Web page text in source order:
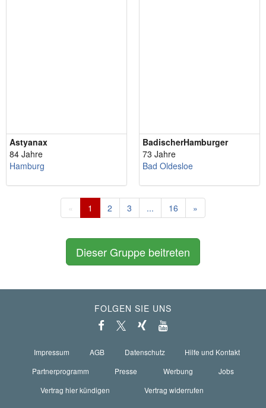
Astyanax
84 Jahre
Hamburg
BadischerHamburger
73 Jahre
Bad Oldesloe
« 1 2 3 ... 16 »
Dieser Gruppe beitreten
FOLGEN SIE UNS
Impressum AGB Datenschutz
Hilfe und Kontakt
Partnerprogramm
Presse Werbung
Jobs
Vertrag hier kündigen
Vertrag widerrufen